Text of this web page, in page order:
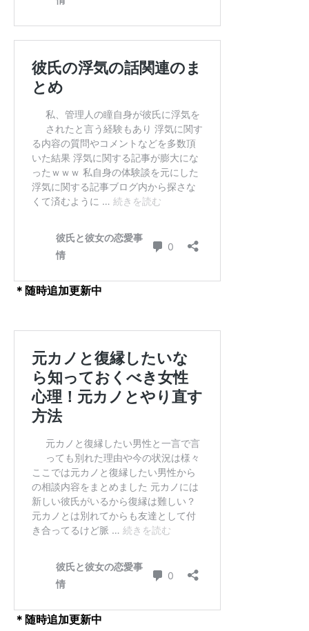
＊随時追加更新中
＊随時追加更新中